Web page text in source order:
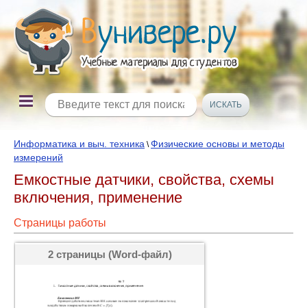
Информатика и выч. техника \Физические основы и методы
измерений
Емкостные датчики, свойства, схемы
включения, применение
Страницы работы
2 страницы (Word-файл)